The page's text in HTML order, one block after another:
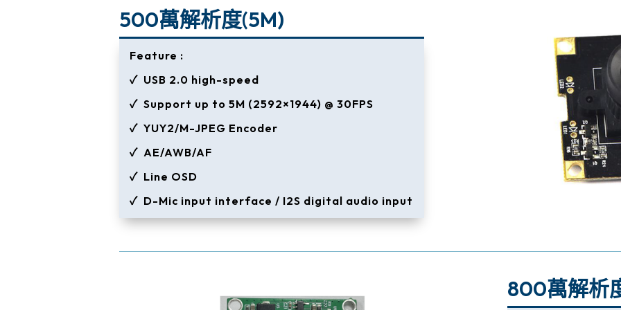
500萬解析度(5M)
Feature :
✓ USB 2.0 high-speed
✓ Support up to 5M (2592×1944) @ 30FPS
✓ YUY2/M-JPEG Encoder
✓ AE/AWB/AF
✓ Line OSD
✓ D-Mic input interface / I2S digital audio input
800萬解析